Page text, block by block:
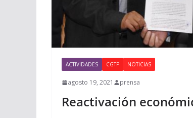
ACTIVIDADES CGTP NOTICIAS
agosto 19, 2021 prensa
Reactivación